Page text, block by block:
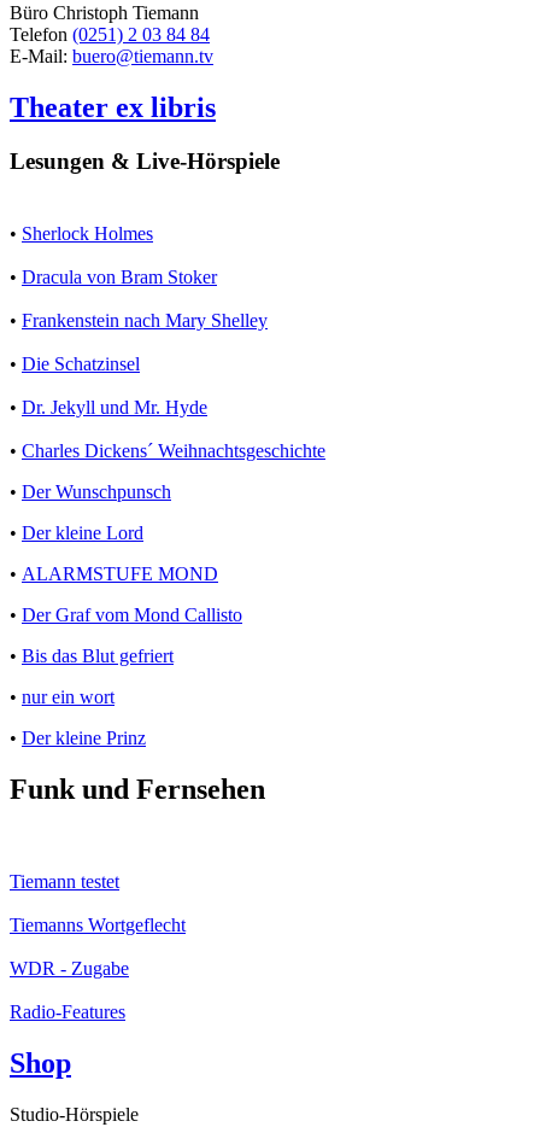
Büro Christoph Tiemann
Telefon (0251) 2 03 84 84
E-Mail: buero@tiemann.tv
Theater ex libris
Lesungen & Live-Hörspiele
• Sherlock Holmes
• Dracula von Bram Stoker
• Frankenstein nach Mary Shelley
• Die Schatzinsel
• Dr. Jekyll und Mr. Hyde
• Charles Dickens´ Weihnachtsgeschichte
• Der Wunschpunsch
• Der kleine Lord
• ALARMSTUFE MOND
• Der Graf vom Mond Callisto
• Bis das Blut gefriert
• nur ein wort
• Der kleine Prinz
Funk und Fernsehen
Tiemann testet
Tiemanns Wortgeflecht
WDR - Zugabe
Radio-Features
Shop
Studio-Hörspiele